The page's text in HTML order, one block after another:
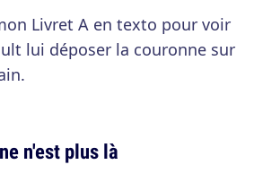
Livret A en texto pour voir
lui déposer la couronne sur
n'est plus là